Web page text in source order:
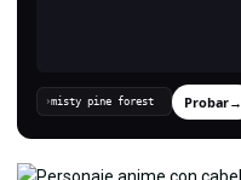
› Probar→